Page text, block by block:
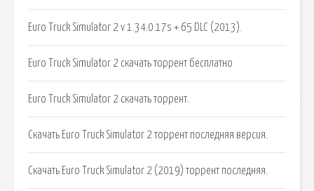
Euro Truck Simulator 2 v 1.34.0.17s + 65 DLC (2013).
Euro Truck Simulator 2 скачать торрент бесплатно
Euro Truck Simulator 2 скачать торрент.
Скачать Euro Truck Simulator 2 торрент последняя версия.
Скачать Euro Truck Simulator 2 (2019) торрент последняя.